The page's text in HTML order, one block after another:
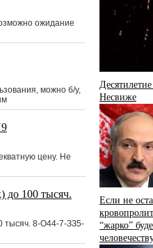
ожидание
можно б/у,
цену. Не
до 100 тысяч.
тысяч. 8-О44-7-ЗЗ5-
Несвиже
Если не
“жарко”
Компьютеры и ПО
Мобильные
Недвижимость
Одежда и
Услуги